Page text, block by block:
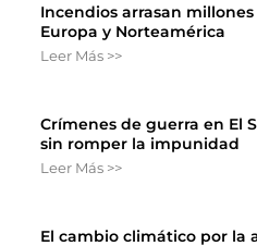
Incendios arrasan
Europa y Norteamérica
Leer Más >>
Crímenes de guerra en El
sin romper la impunidad
Leer Más >>
El cambio climático por la